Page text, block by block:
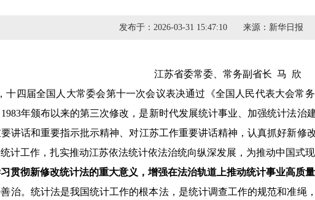
发布于： 2026-03-31 15:47:10 来源： 新华日报
江苏省委常委、常务副省长 马
欣
十四届全国人大常委会第十一次会议表决通过《全国人民代表大会常
1983年颁布以来的第三次修改，是新时代发展统计事业、加强统计法治
讲话和重要指示批示精神、对江苏工作重要讲话精神，认真抓好新修
计工作，扎实推动江苏依法统计依法治统向纵深发展，为推动中国式
贯彻新修改统计法的重大意义，增强在法治轨道上推动统计事业高质
治。统计法是我国统计工作的根本法，是统计调查工作的规范和准绳